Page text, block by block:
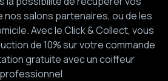
nos salons partenaires, ou de les
Avec le Click & Collect, vous
de 10% sur votre commande
gratuite avec un coiffeur
professionnel.